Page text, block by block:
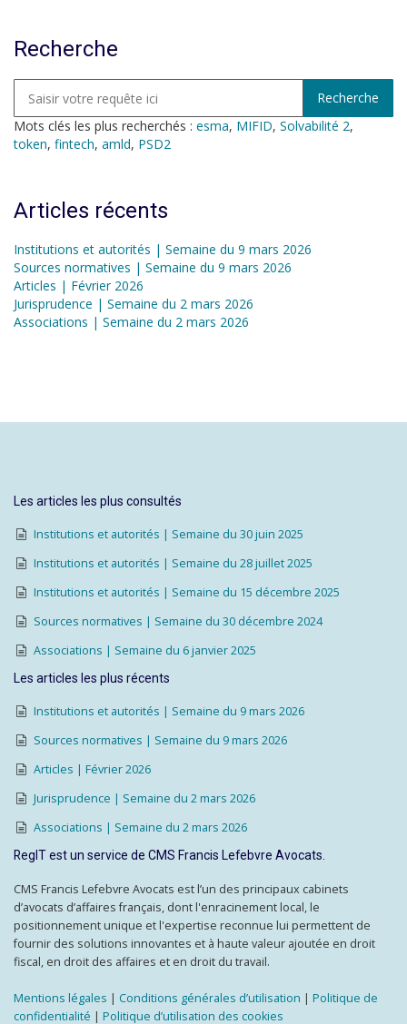
Recherche
Mots clés les plus recherchés : esma, MIFID, Solvabilité 2,
token, fintech, amld, PSD2
Articles récents
Institutions et autorités | Semaine du 9 mars 2026
Sources normatives | Semaine du 9 mars 2026
Articles | Février 2026
Jurisprudence | Semaine du 2 mars 2026
Associations | Semaine du 2 mars 2026
Les articles les plus consultés
Institutions et autorités | Semaine du 30 juin 2025
Institutions et autorités | Semaine du 28 juillet 2025
Institutions et autorités | Semaine du 15 décembre 2025
Sources normatives | Semaine du 30 décembre 2024
Associations | Semaine du 6 janvier 2025
Les articles les plus récents
Institutions et autorités | Semaine du 9 mars 2026
Sources normatives | Semaine du 9 mars 2026
Articles | Février 2026
Jurisprudence | Semaine du 2 mars 2026
Associations | Semaine du 2 mars 2026
RegIT est un service de CMS Francis Lefebvre Avocats.
CMS Francis Lefebvre Avocats est l’un des principaux cabinets
d’avocats d’affaires français, dont l'enracinement local, le
positionnement unique et l'expertise reconnue lui permettent de
fournir des solutions innovantes et à haute valeur ajoutée en droit
fiscal, en droit des affaires et en droit du travail.
Mentions légales | Conditions générales d’utilisation | Politique de
confidentialité | Politique d’utilisation des cookies